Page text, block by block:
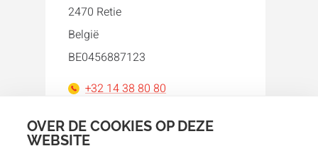
OVER DE COOKIES OP DEZE
WEBSITE
2470 Retie
België
BE0456887123
+32 14 38 80 80